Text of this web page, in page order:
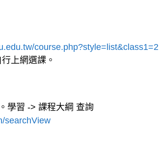
course.php?style=list&class1=2
上網選課。
學習 -> 課程大綱 查詢
searchView